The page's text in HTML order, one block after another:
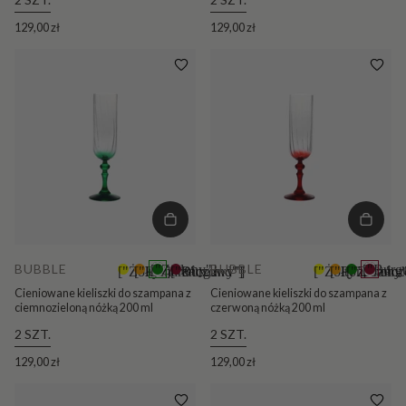
129,00 zł 129,00 zł
BUBBLE ["Żółty"]
["Pomarańczowy"]
["Zielony"]
["Burgund"]
+5
Cieniowane kieliszki do szampana z
ciemnozieloną nóżką 200 ml
2 SZT.
129,00 zł
BUBBLE ["Żółty"] +5
Cieniowane kieliszki do szampana z
czerwoną nóżką 200 ml
2 SZT.
129,00 zł